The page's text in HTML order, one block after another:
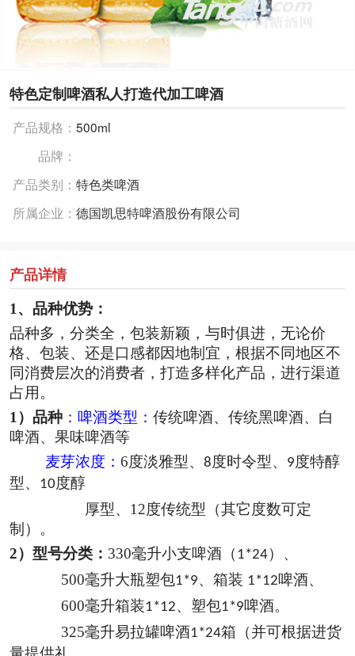
特色定制啤酒私人打造代加工啤酒
产品规格： 500ml
品牌：
产品类别： 特色类啤酒
所属企业： 德国凯思特啤酒股份有限公司
产品详情
1、 品种优势：
品种多，分类全，包装新颖，与时俱进，无论价
格、包装、还是口感都因地制宜，根据不同地区不
同消费层次的消费者，打造多样化产品，进行渠道
占用。
1 ）品种： 啤酒类型： 传统啤酒、传统黑啤酒、白
啤酒、果味啤酒等
麦芽浓度： 6度淡雅型、 8度时令型、 9度特醇
型、
10度醇
厚型、 12度传统型（其它度数可定
制）。
2） 型号分类： 330毫升小支啤酒（ 1*24）、
500毫升大瓶塑包1*9、箱装 1*12啤酒、
600毫升箱装1*12、塑包1*9啤酒。
325毫升易拉罐啤酒1*24箱（并可根据进货